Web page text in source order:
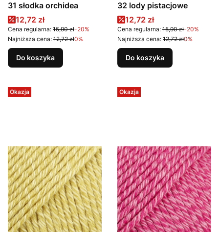
31 słodka orchidea
Cena promocyjna
12,72 zł
Cena regularna: 15,90 zł-20%
Najniższa cena: 12,72 zł0%
Do koszyka
32 lody pistacjowe
Cena promocyjna
12,72 zł
Cena regularna: 15,90 zł-20%
Najniższa cena: 12,72 zł0%
Do koszyka
Okazja Okazja